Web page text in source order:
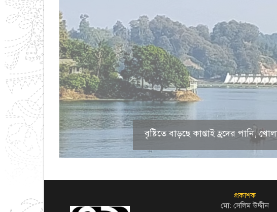
বৃষ্টিতে বাড়ছে কাপ্তাই হ্রদের পানি,
প্রকাশক
মো: সেলিম উদ্দীন